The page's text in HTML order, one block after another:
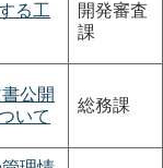
る工
開発審査
課
公開
いて
総務課